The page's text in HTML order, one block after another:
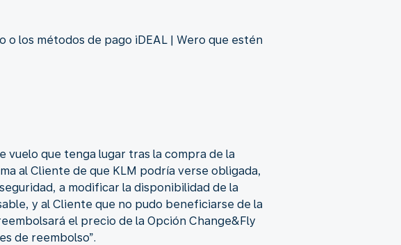
los métodos de pago iDEAL | Wero que estén
vuelo que tenga lugar tras la compra de la
al Cliente de que KLM podría verse obligada,
a modificar la disponibilidad de la
y al Cliente que no pudo beneficiarse de la
el precio de la Opción Change&Fly
de reembolso”.